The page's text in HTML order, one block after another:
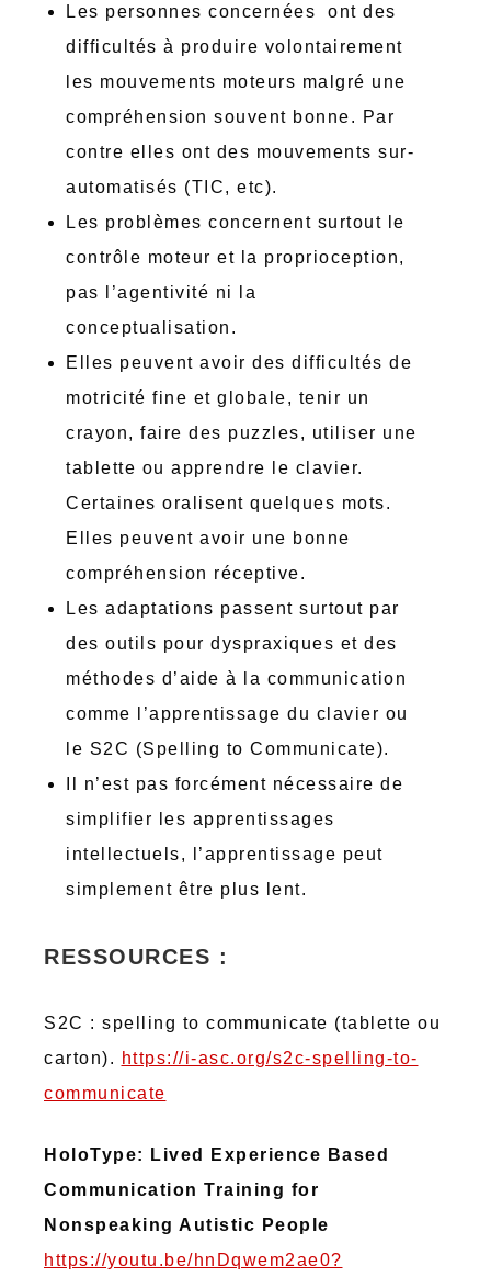
Les personnes concernées ont des
difficultés à produire volontairement
les mouvements moteurs malgré une
compréhension souvent bonne. Par
contre elles ont des mouvements sur-
automatisés (TIC, etc).
Les problèmes concernent surtout le
contrôle moteur et la proprioception,
pas l’agentivité ni la
conceptualisation.
Elles peuvent avoir des difficultés de
motricité fine et globale, tenir un
crayon, faire des puzzles, utiliser une
tablette ou apprendre le clavier.
Certaines oralisent quelques mots.
Elles peuvent avoir une bonne
compréhension réceptive.
Les adaptations passent surtout par
des outils pour dyspraxiques et des
méthodes d’aide à la communication
comme l’apprentissage du clavier ou
le S2C (Spelling to Communicate).
Il n’est pas forcément nécessaire de
simplifier les apprentissages
intellectuels, l’apprentissage peut
simplement être plus lent.
RESSOURCES :
S2C : spelling to communicate (tablette ou
carton). https://i-asc.org/s2c-spelling-to-
communicate
HoloType: Lived Experience Based
Communication Training for
Nonspeaking Autistic People
https://youtu.be/hnDqwem2ae0?